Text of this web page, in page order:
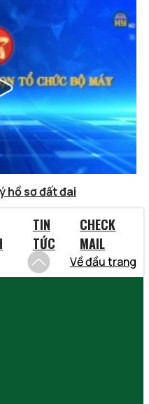
hồ sơ đất đai
TIN
TỨC
CHECK
MAIL
Về đầu trang